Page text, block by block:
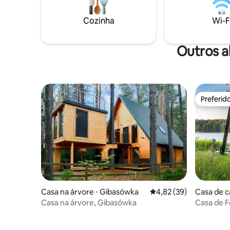
cúpula - pergunte.
colchão
incluem:
remo
Cozinha Wi-
Outros
Casa na árvore ⋅ Gibasówka 4,82 de uma
4,82 (39)
Casa na árvore, Gibasówka
Casa de
Casa de